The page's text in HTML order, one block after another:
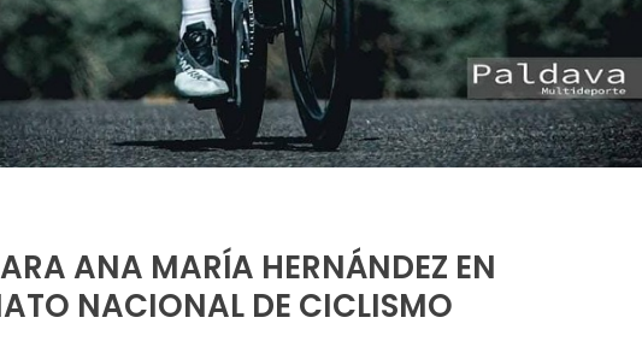
ANA MARÍA HERNÁNDEZ EN
NACIONAL DE CICLISMO